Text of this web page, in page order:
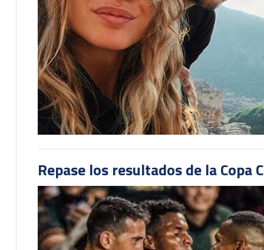
Repase los resultados de la Copa